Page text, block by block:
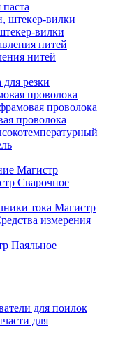
вилки
нитей
резки
проволока
проволока
проволока
Магистр
Сварочное
тока Магистр
измерения
Паяльное
для поилок